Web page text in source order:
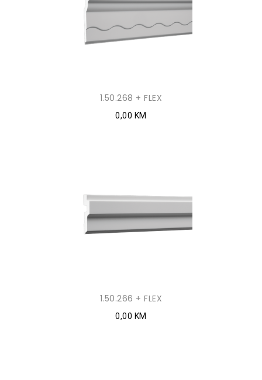
1.50.268 + FLEX
0,00 KM
1.50.266 + FLEX
0,00 KM